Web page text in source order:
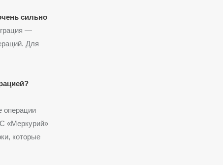
сильно
—
Для
операции
«Меркурий»
которые